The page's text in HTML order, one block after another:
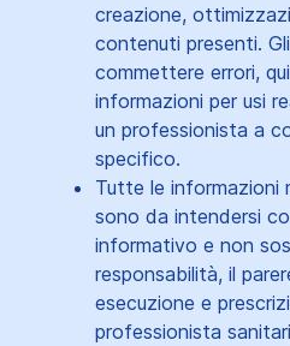
creazione,
contenuti presenti.
commettere errori,
informazioni per usi
un professionista a
specifico.
Tutte le informazioni
sono da intendersi
informativo e non
responsabilità, il
esecuzione e
professionista